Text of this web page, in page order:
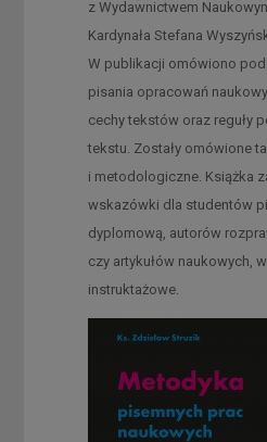
z Wydawnictwem
Kardynała Stefana
W publikacji omówiono
pisania opracowań
cechy tekstów oraz reguły
tekstu. Zostały omówione
i metodologiczne. Książka
wskazówki dla studentów
dyplomową, autorów
czy artykułów naukowych,
instruktażowe.